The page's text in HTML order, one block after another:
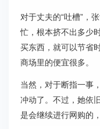
对于丈夫的“吐槽”，
忙，根本挤不出多少
买东西，就可以节省
商场里的便宜很多。
当然，对于断指一事
冲动了。不过，她依
是会继续进行网购的